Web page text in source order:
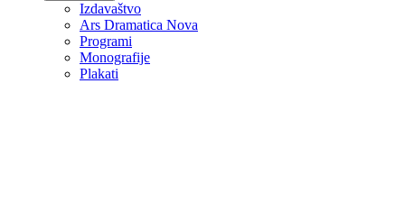
Izdavaštvo
Ars Dramatica Nova
Programi
Monografije
Plakati